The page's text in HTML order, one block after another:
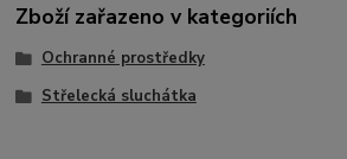
Zboží zařazeno v kategoriích
Ochranné prostředky
Střelecká sluchátka